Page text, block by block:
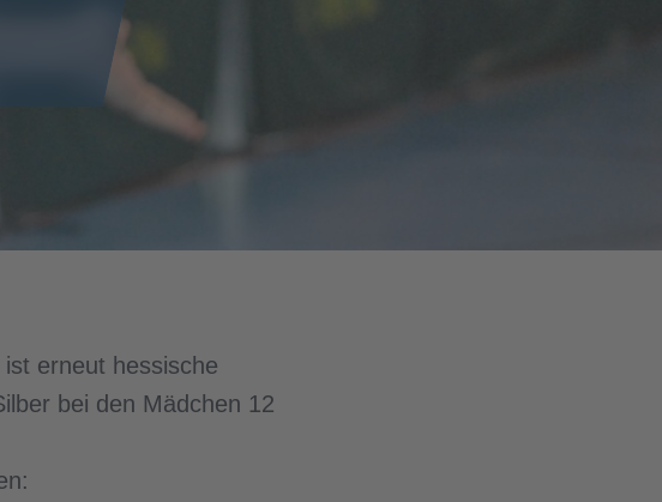
erneut hessische
bei den Mädchen 12